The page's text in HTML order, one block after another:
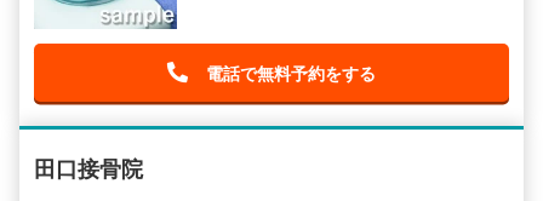
電話で無料予約をする
田口接骨院